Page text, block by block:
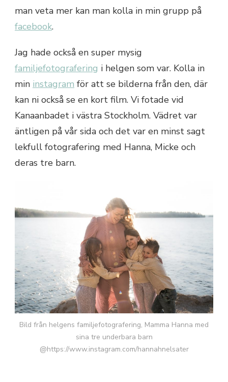
man veta mer kan man kolla in min grupp på
facebook.
Jag hade också en super mysig
familjefotografering i helgen som var. Kolla in
min instagram för att se bilderna från den, där
kan ni också se en kort film. Vi fotade vid
Kanaanbadet i västra Stockholm. Vädret var
äntligen på vår sida och det var en minst sagt
lekfull fotografering med Hanna, Micke och
deras tre barn.
Bild från helgens familjefotografering, Mamma Hanna med
sina tre underbara barn
@https://www.instagram.com/hannahnelsater